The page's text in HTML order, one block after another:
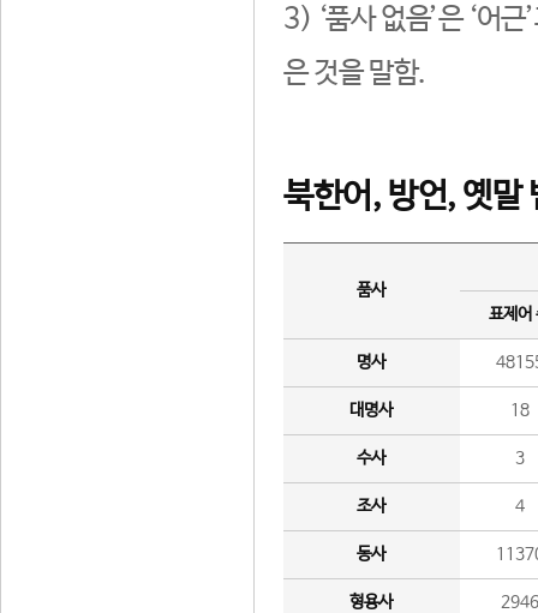
3) ‘품사 없음’은 ‘어
은 것을 말함.
북한어, 방언, 옛말
품사
표제어
명사
대명사 18
수사 3
조사 4
동사
형용사 2946